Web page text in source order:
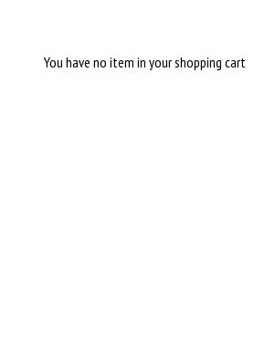
You have no item in your shopping cart